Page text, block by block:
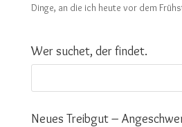
Dinge, an die ich heute vor dem
Wer suchet, der findet.
Neues Treibgut –